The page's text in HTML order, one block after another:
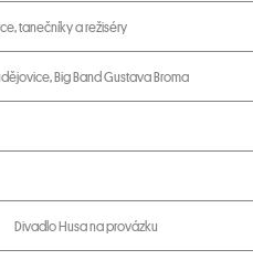
tanečníky a režiséry
Big Band Gustava Broma
Divadlo Husa na provázku